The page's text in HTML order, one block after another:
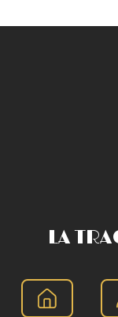
LA